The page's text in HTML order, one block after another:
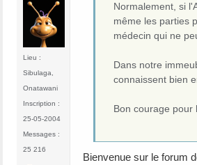
Lieu :
Sibulaga,
Onatawani
Inscription :
25-05-2004
Messages :
25 216
Normalement, si
même les parties
médecin qui ne
Dans notre
connaissent bien
Bon courage pour
Bienvenue sur le forum